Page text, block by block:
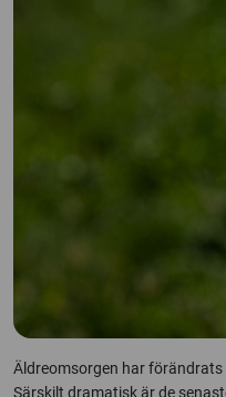
Äldreomsorgen har förändrats
Särskilt dramatisk är de